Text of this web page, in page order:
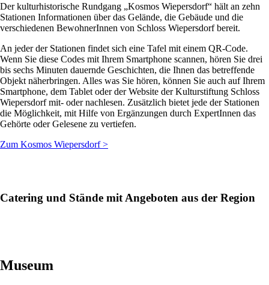
Der kulturhistorische Rundgang „Kosmos Wiepersdorf“ hält an zehn
Stationen Informationen über das Gelände, die Gebäude und die
verschiedenen BewohnerInnen von Schloss Wiepersdorf bereit.
An jeder der Stationen findet sich eine Tafel mit einem QR-Code.
Wenn Sie diese Codes mit Ihrem Smartphone scannen, hören Sie drei
bis sechs Minuten dauernde Geschichten, die Ihnen das betreffende
Objekt näherbringen. Alles was Sie hören, können Sie auch auf Ihrem
Smartphone, dem Tablet oder der Website der Kulturstiftung Schloss
Wiepersdorf mit- oder nachlesen. Zusätzlich bietet jede der Stationen
die Möglichkeit, mit Hilfe von Ergänzungen durch ExpertInnen das
Gehörte oder Gelesene zu vertiefen.
Zum Kosmos Wiepersdorf >
Catering und Stände mit Angeboten aus der Region
Museum